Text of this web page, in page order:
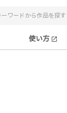
使い方 open_in_new